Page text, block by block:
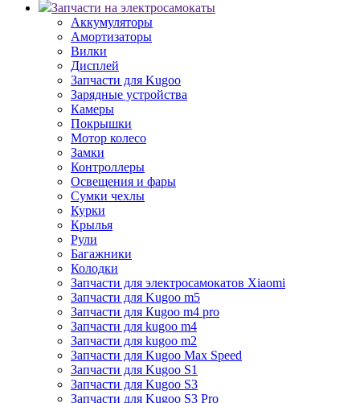
Запчасти на электросамокаты
Аккумуляторы
Амортизаторы
Вилки
Дисплей
Запчасти для Kugoo
Зарядные устройства
Камеры
Покрышки
Мотор колесо
Замки
Контроллеры
Освещения и фары
Сумки чехлы
Курки
Крылья
Рули
Багажники
Колодки
Запчасти для электросамокатов Xiaomi
Запчасти для Kugoo m5
Запчасти для Кugoo m4 pro
Запчасти для kugoo m4
Запчасти для kugoo m2
Запчасти для Kugoo Max Speed
Запчасти для Kugoo S1
Запчасти для Kugoo S3
Запчасти для Kugoo S3 Pro